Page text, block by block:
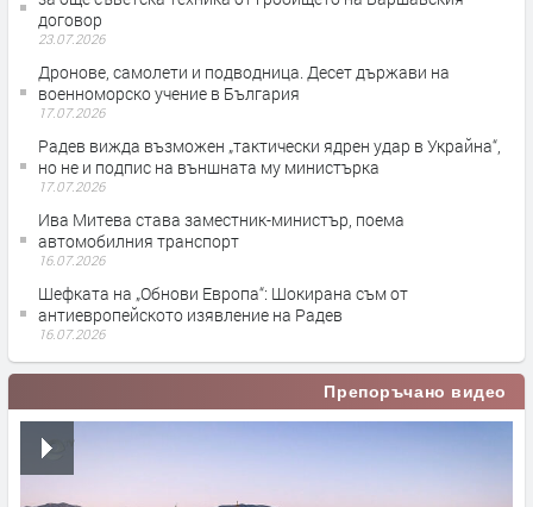
договор
23.07.2026
Дронове, самолети и подводница. Десет държави на
военноморско учение в България
17.07.2026
Радев вижда възможен „тактически ядрен удар в Украйна“,
но не и подпис на външната му министърка
17.07.2026
Ива Митева става заместник-министър, поема
автомобилния транспорт
16.07.2026
Шефката на „Обнови Европа“: Шокирана съм от
антиевропейското изявление на Радев
16.07.2026
Препоръчано видео